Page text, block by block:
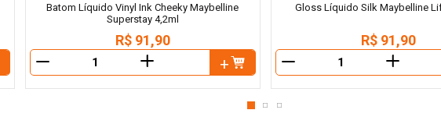
Batom Líquido Vinyl Ink Cheeky Maybelline
Superstay 4,2ml
R$ 91,90
＋
Gloss Líquido Silk Maybelline
R$ 91,90
＋